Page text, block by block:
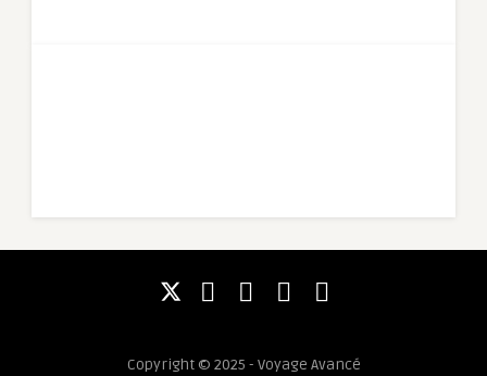
Copyright © 2025 - Voyage Avancé